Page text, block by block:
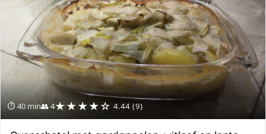
⏱ 40 min👥 4★★★★☆ 4.44 (9)